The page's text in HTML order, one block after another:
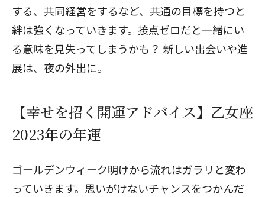
する、共同経営をするなど、共通の目標を持つと
絆は強くなっていきます。接点ゼロだと一緒にい
る意味を見失ってしまうかも？ 新しい出会いや進
展は、夜の外出に。
【幸せを招く開運アドバイス】乙女座
2023年の年運
ゴールデンウィーク明けから流れはガラリと変わ
っていきます。思いがけないチャンスをつかんだ